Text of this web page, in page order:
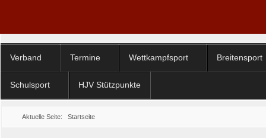
Verband Termine Wettkampfsport Breitensport
Schulsport HJV Stützpunkte
Aktuelle Seite: Startseite